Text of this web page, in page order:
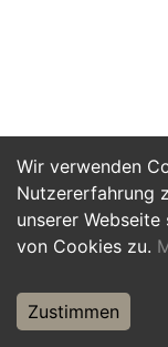
Wir verwenden
Nutzererfahrung
unserer
von Cookies zu.
Zustimmen